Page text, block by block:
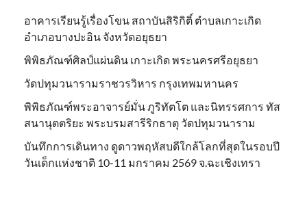
อาคารเรียนรู้เรื่องโขน สถาบันสิริกิติ์ ตำบลเกาะเกิด
อำเภอบางปะอิน จังหวัดอยุธยา
พิพิธภัณฑ์ศิลป์แผ่นดิน เกาะเกิด พระนครศรีอยุธยา
วัดปทุมวนารามราชวรวิหาร กรุงเทพมหานคร
พิพิธภัณฑ์พระอาจารย์มั่น ภูริทัตโต และนิทรรศการ ทัส
สนานุตตริยะ พระบรมสารีริกธาตุ วัดปทุมวนาราม
บันทึกการเดินทาง ดูดาวพฤหัสบดีใกล้โลกที่สุดในรอบปี
วันเด็กแห่งชาติ 10-11 มกราคม 2569 จ.ฉะเชิงเทรา